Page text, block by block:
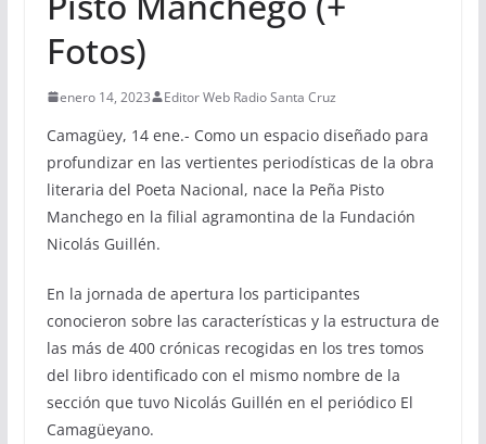
Fotos)
enero 14, 2023 Editor Web Radio Santa Cruz
Camagüey, 14 ene.- Como un espacio diseñado para
profundizar en las vertientes periodísticas de la obra
literaria del Poeta Nacional, nace la Peña Pisto
Manchego en la filial agramontina de la Fundación
Nicolás Guillén.
En la jornada de apertura los participantes
conocieron sobre las características y la estructura de
las más de 400 crónicas recogidas en los tres tomos
del libro identificado con el mismo nombre de la
sección que tuvo Nicolás Guillén en el periódico El
Camagüeyano.